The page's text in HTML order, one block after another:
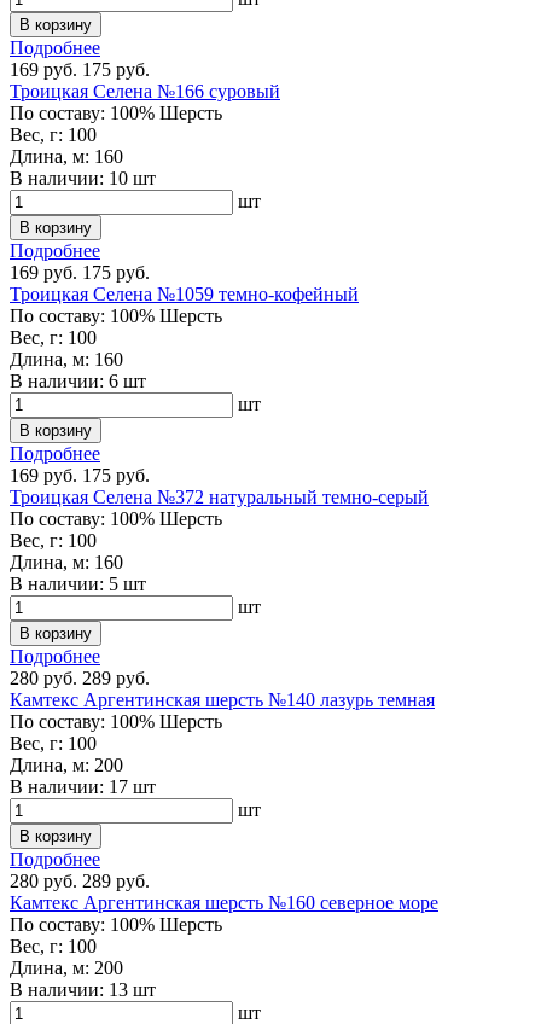
В корзину
Подробнее
169 руб. 175 руб.
Троицкая Селена №166 суровый
По составу: 100% Шерсть
Вес, г: 100
Длина, м: 160
В наличии: 10 шт
шт
В корзину
Подробнее
169 руб. 175 руб.
Троицкая Селена №1059 темно-кофейный
По составу: 100% Шерсть
Вес, г: 100
Длина, м: 160
В наличии: 6 шт
шт
В корзину
Подробнее
169 руб. 175 руб.
Троицкая Селена №372 натуральный темно-серый
По составу: 100% Шерсть
Вес, г: 100
Длина, м: 160
В наличии: 5 шт
шт
В корзину
Подробнее
280 руб. 289 руб.
Камтекс Аргентинская шерсть №140 лазурь темная
По составу: 100% Шерсть
Вес, г: 100
Длина, м: 200
В наличии: 17 шт
шт
В корзину
Подробнее
280 руб. 289 руб.
Камтекс Аргентинская шерсть №160 северное море
По составу: 100% Шерсть
Вес, г: 100
Длина, м: 200
В наличии: 13 шт
шт